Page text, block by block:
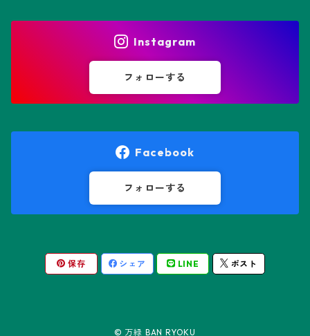
エリオシケ属
オレオケレウス属
friedrichii LB 2178
キリンドロオプンチア属
パキポディウム属
フェネストラリア属
プセウドリトス属
ユーフォルビア属
Instagram
フォローする
Facebook
フォローする
保存 シェア LINE ポスト
© 万緑 BAN RYOKU